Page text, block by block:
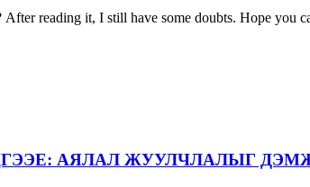
reading it, I still have some doubts. Hope you
АЯЛАЛ ЖУУЛЧЛАЛЫГ